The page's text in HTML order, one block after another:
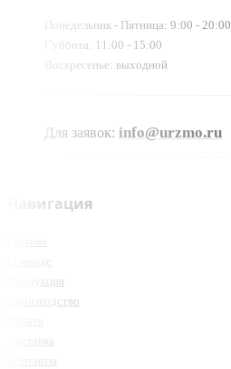
Понедельник - Пятница: 9:00 - 20:00
Суббота: 11:00 - 15:00
Воскресенье: выходной
Для заявок: info@urzmo.ru
Навигация
Главная
О заводе
Продукция
Производство
Доставка
Контакты